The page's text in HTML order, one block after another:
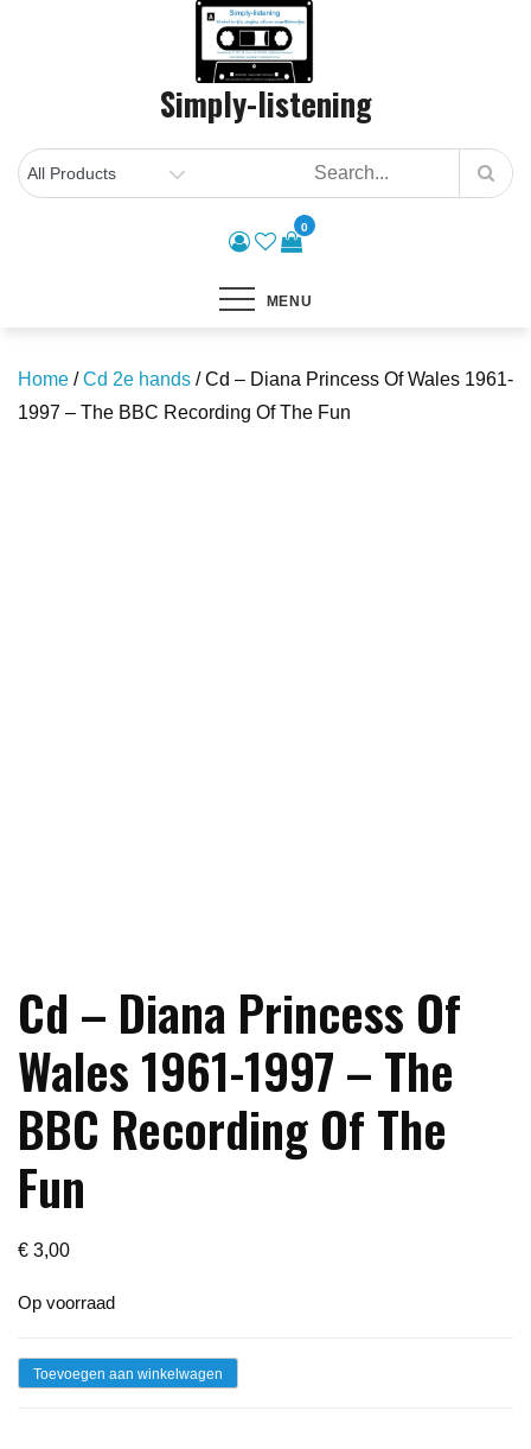
Simply-listening
0
MENU
Home /Cd 2e hands / Cd – Diana Princess Of Wales 1961-
1997 – The BBC Recording Of The Fun
Cd – Diana Princess Of
Wales 1961-1997 – The
BBC Recording Of The
Fun
€ 3,00
Op voorraad
CdToevoegen aan winkelwagen